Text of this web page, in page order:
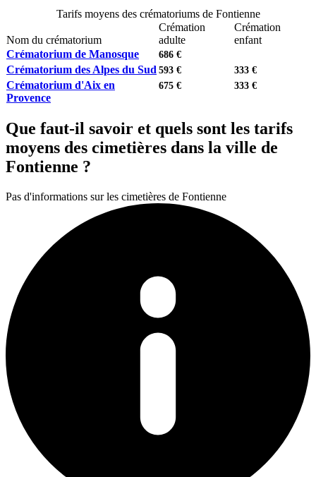
Tarifs moyens des crématoriums de Fontienne
Nom du crématorium
Crémation
adulte
Crémation
enfant
Crématorium de Manosque
686 €
Crématorium des Alpes du Sud 593 € 333 €
Crématorium d'Aix en
Provence
675 € 333 €
Que faut-il savoir et quels sont les tarifs
moyens des cimetières dans la ville de
Fontienne ?
Pas d'informations sur les cimetières de Fontienne